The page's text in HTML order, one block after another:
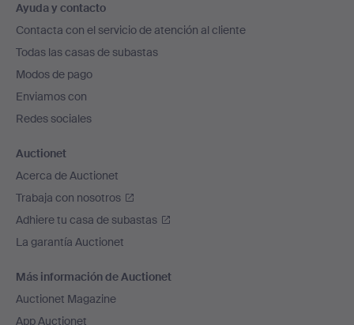
en
el
pie
de
página
Ayuda y contacto
Contacta con el servicio de atención al cliente
Todas las casas de subastas
Modos de pago
Enviamos con
Redes sociales
Auctionet
Acerca de Auctionet
Trabaja con nosotros
Adhiere tu casa de subastas
La garantía Auctionet
Más información de Auctionet
Auctionet Magazine
App Auctionet